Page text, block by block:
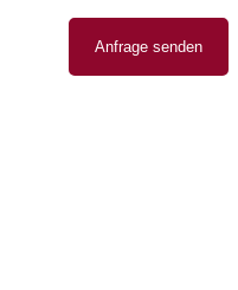
Anfrage senden